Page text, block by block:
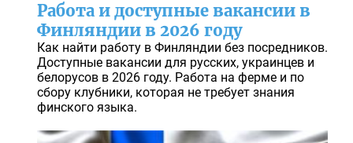
Работа и доступные вакансии в
Финляндии в 2026 году
Как найти работу в Финляндии без посредников.
Доступные вакансии для русских, украинцев и
белорусов в 2026 году. Работа на ферме и по
сбору клубники, которая не требует знания
финского языка.